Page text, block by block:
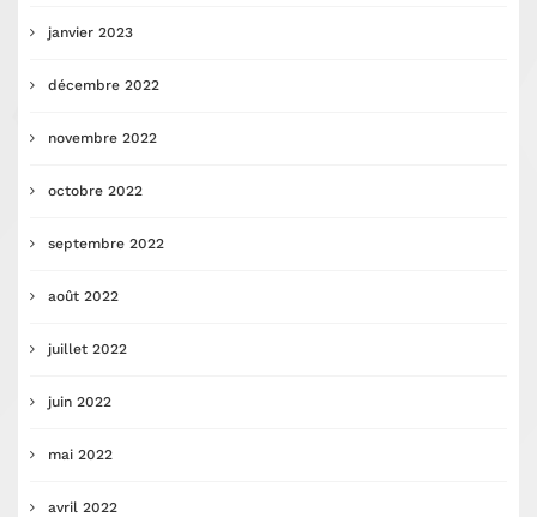
janvier 2023
décembre 2022
novembre 2022
octobre 2022
septembre 2022
août 2022
juillet 2022
juin 2022
mai 2022
avril 2022